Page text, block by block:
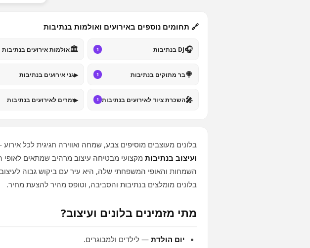
🔗 תחומים נוספים באירועים ואולמות בנתיבות
🎧DJ בנתיבות 1
🏛️אולמות אירועים בנתיבות
🍭בר מתוקים בנתיבות 1
▸גני אירועים בנתיבות
🎤השכרת ציוד לאירועים בנתיבות 1
▸זמרים לאירועים בנתיבות
בלונים מעוצבים מוסיפים צבע, שמחה ואווירה חגיגית לכל
ועיצוב בנתיבות מקצועי מבטיחה עיצוב מרהיב שמתאים לאופי
השמחות והאופי המשפחתי שלה, היא עיר עם ביקוש גבוה
בלונים מומלצים בנתיבות והסביבה, וטופס מהיר להצעת מחיר.
מתי מזמינים בלונים ועיצוב?
יום הולדת — לילדים ולמבוגרים.